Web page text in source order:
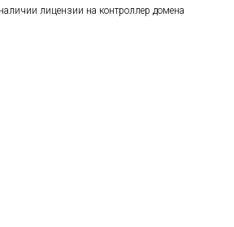
лицензии на контроллер домена